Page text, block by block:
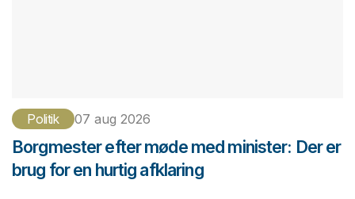
Politik 07 aug 2026
Borgmester efter møde med minister: Der er
brug for en hurtig afklaring